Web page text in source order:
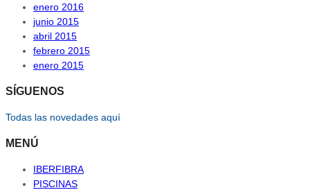
enero 2016
junio 2015
abril 2015
febrero 2015
enero 2015
SÍGUENOS
Todas las novedades aquí
MENÚ
IBERFIBRA
PISCINAS